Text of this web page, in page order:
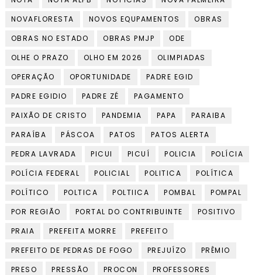
NOVAFLORESTA
NOVOS EQUPAMENTOS
OBRAS
OBRAS NO ESTADO
OBRAS PMJP
ODE
OLHE O PRAZO
OLHO EM 2026
OLIMPIADAS
OPERAÇÃO
OPORTUNIDADE
PADRE EGID
PADRE EGIDIO
PADRE ZÉ
PAGAMENTO
PAIXÃO DE CRISTO
PANDEMIA PAPA
PARAIBA
PARAÍBA
PÁSCOA PATOS
PATOS ALERTA
PEDRA LAVRADA
PICUI PICUÍ POLICIA
POLÍCIA
POLÍCIA FEDERAL
POLICIAL POLITICA
POLÍTICA
POLÍTICO
POLTICA POLTIICA POMBAL
POMPAL
POR REGIÃO
PORTAL DO CONTRIBUINTE
POSITIVO
PRAIA
PREFEITA MORRE
PREFEITO
PREFEITO DE PEDRAS DE FOGO
PREJUÍZO
PRÊMIO
PRESO
PRESSÃO PROCON
PROFESSORES